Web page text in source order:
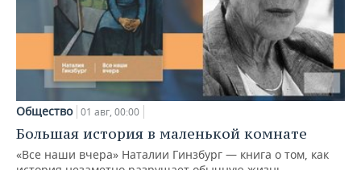
Общество 01 авг, 00:00
Большая история в маленькой комнате
«Все наши вчера» Наталии Гинзбург — книга о том, как